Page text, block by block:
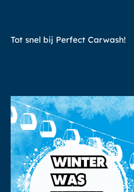
Tot snel bij Perfect Carwash!